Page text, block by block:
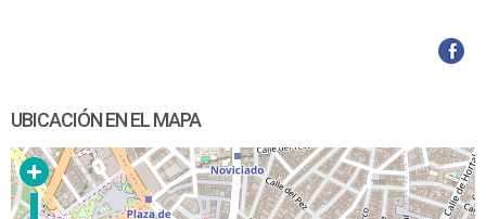
UBICACIÓN EN EL MAPA